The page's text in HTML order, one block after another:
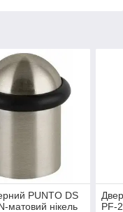
PUNTO DS
матовий нікель
PF-